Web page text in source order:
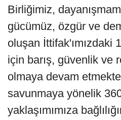
Birliğimiz,
gücümüz, özgür ve
oluşan İttifak'ımızdaki
için barış, güvenlik ve
olmaya devam
savunmaya yönelik
yaklaşımımıza